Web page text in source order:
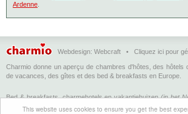
This website uses cookies to ensure you get the best
Ardenne
Webdesign: Webcraft • Cliquez ici pour
Charmio donne un aperçu de chambres d'hôtes, des hôtels
de vacances, des gîtes et des bed & breakfasts en Europe.
Bed & breakfasts, charmehotels en vakantiehuizen (in het
d'hôtes, hôtels de charme et logements de vacances